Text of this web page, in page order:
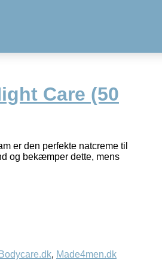
Care (50
er den perfekte natcreme til
og bekæmper dette, mens
, Made4men.dk